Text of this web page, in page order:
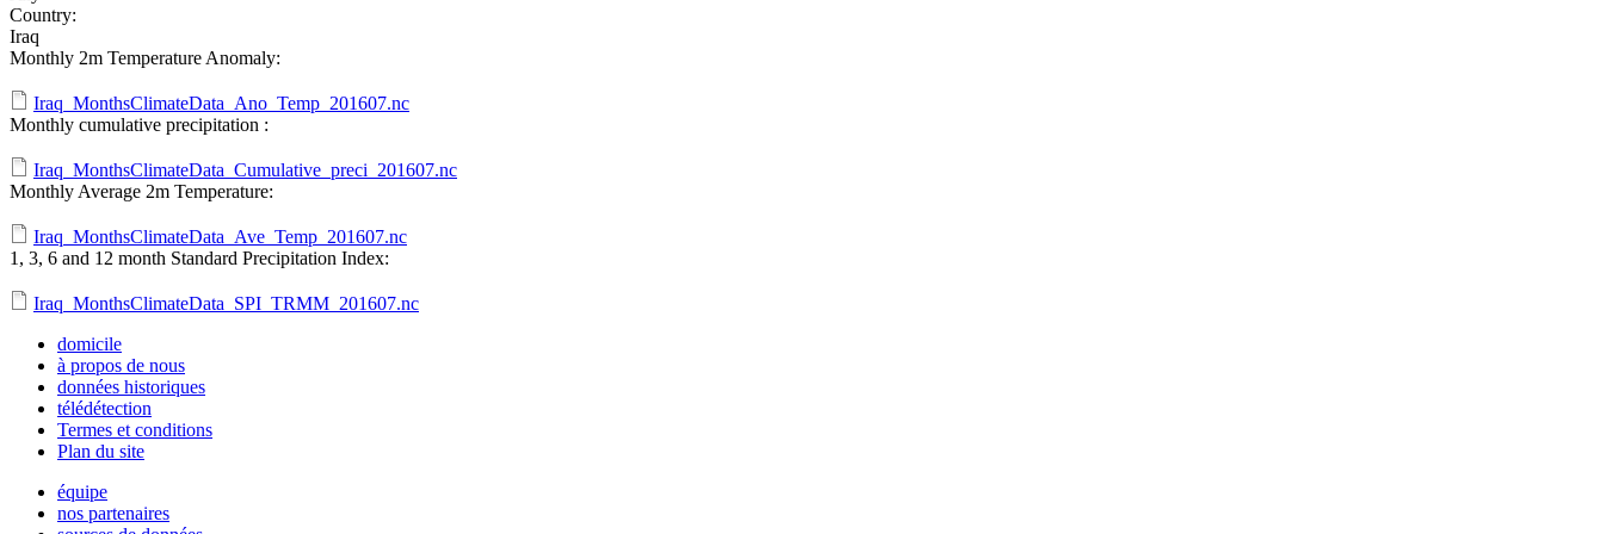
Country:
Iraq
Monthly 2m Temperature Anomaly:
Iraq_MonthsClimateData_Ano_Temp_201607.nc
Monthly cumulative precipitation :
Iraq_MonthsClimateData_Cumulative_preci_201607.nc
Monthly Average 2m Temperature:
Iraq_MonthsClimateData_Ave_Temp_201607.nc
1, 3, 6 and 12 month Standard Precipitation Index:
Iraq_MonthsClimateData_SPI_TRMM_201607.nc
domicile
à propos de nous
données historiques
télédétection
Termes et conditions
Plan du site
équipe
nos partenaires